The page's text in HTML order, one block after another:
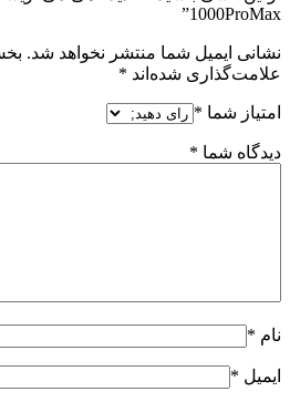
1000ProMax”
نشانی ایمیل شما منتشر نخواهد شد.
علامت‌گذاری شده‌اند *
امتیاز شما *
دیدگاه شما *
نام *
ایمیل *